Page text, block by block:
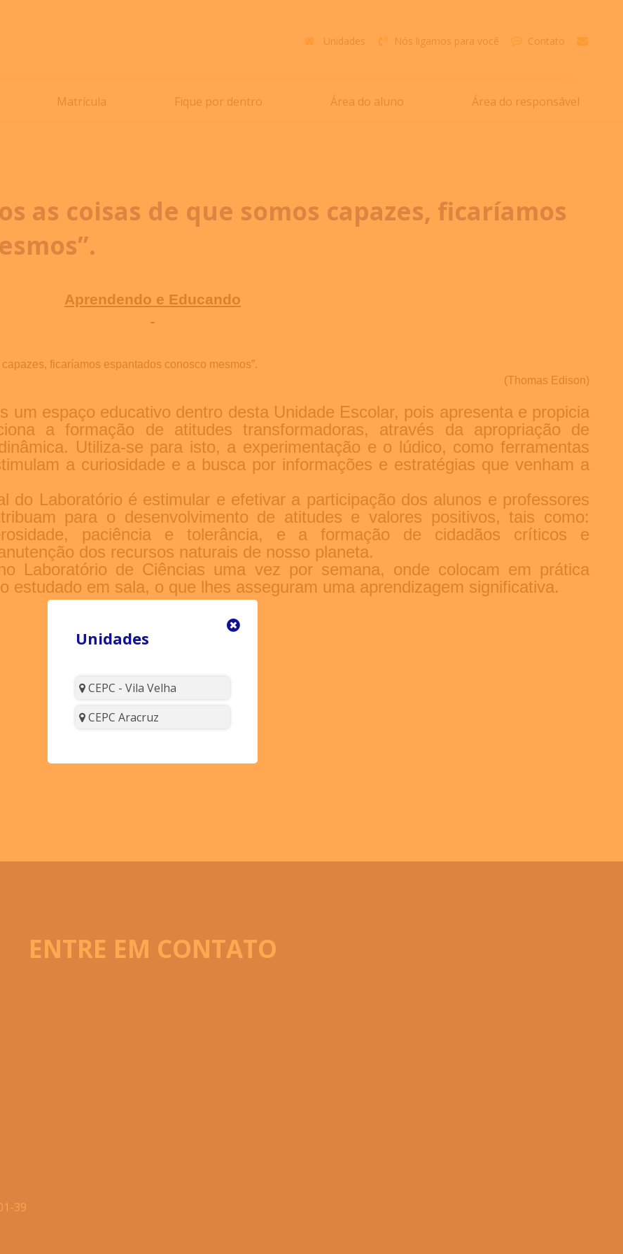
Unidades Nós ligamos para você Contato
Matrícula Fique por dentro Área do aluno Área do responsável
as coisas de que somos capazes, ficaríamos
Aprendendo e Educando
ficaríamos espantados conosco mesmos”.
(Thomas Edison)
um espaço educativo dentro desta Unidade Escolar, pois apresenta e propicia
a formação de atitudes transformadoras, através da apropriação de
Utiliza-se para isto, a experimentação e o lúdico, como ferramentas
a curiosidade e a busca por informações e estratégias que venham a
do Laboratório é estimular e efetivar a participação dos alunos e professores
para o desenvolvimento de atitudes e valores positivos, tais como:
paciência e tolerância, e a formação de cidadãos críticos e
dos recursos naturais de nosso planeta.
Laboratório de Ciências uma vez por semana, onde colocam em prática
estudado em sala, o que lhes asseguram uma aprendizagem significativa.
ENTRE EM CONTATO
39
Unidades
CEPC - Vila Velha
CEPC Aracruz